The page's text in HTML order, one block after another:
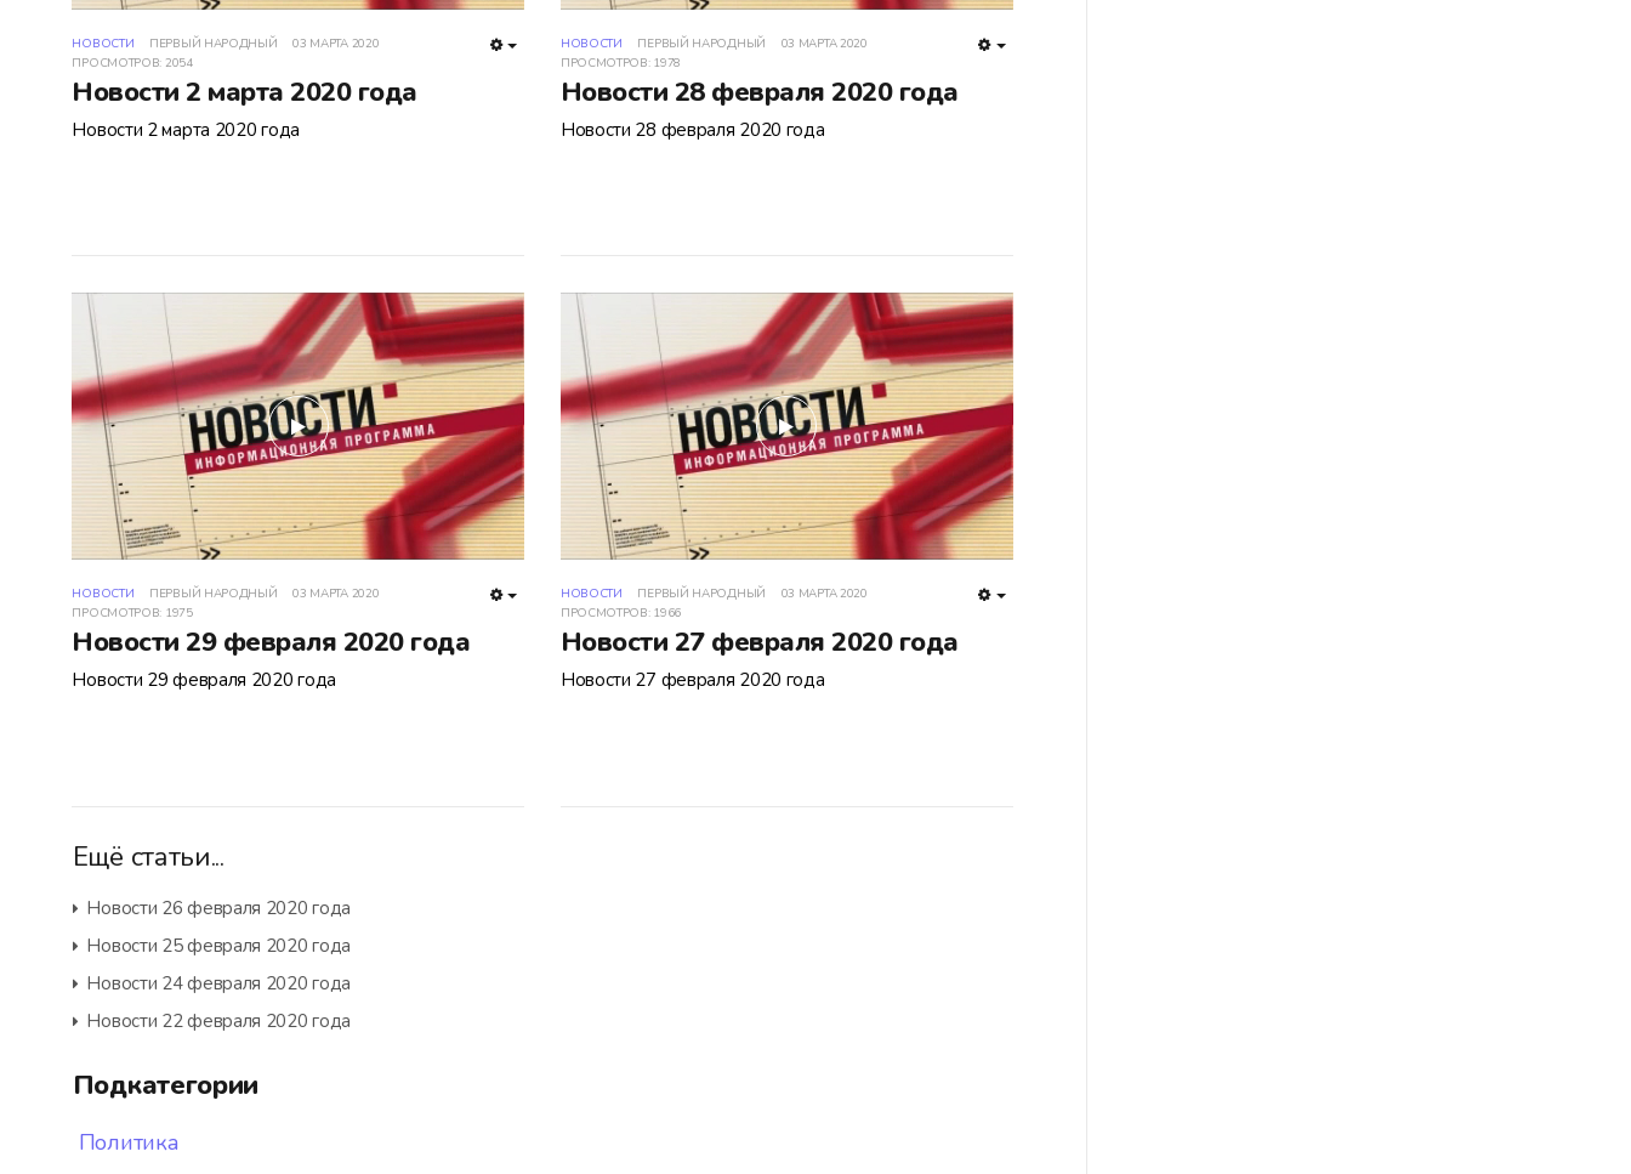
НОВОСТИ ПЕРВЫЙ НАРОДНЫЙ
03 МАРТА 2020
ПРОСМОТРОВ: 2054
Новости 2 марта 2020 года
Новости 2 марта 2020 года
НОВОСТИ ПЕРВЫЙ НАРОДНЫЙ
03 МАРТА 2020
ПРОСМОТРОВ: 1978
Новости 28 февраля 2020 года
Новости 28 февраля 2020 года
play
НОВОСТИ ПЕРВЫЙ НАРОДНЫЙ
03 МАРТА 2020
ПРОСМОТРОВ: 1975
Новости 29 февраля 2020 года
Новости 29 февраля 2020 года
play
НОВОСТИ ПЕРВЫЙ НАРОДНЫЙ
03 МАРТА 2020
ПРОСМОТРОВ: 1966
Новости 27 февраля 2020 года
Новости 27 февраля 2020 года
Ещё статьи...
Новости 26 февраля 2020 года
Новости 25 февраля 2020 года
Новости 24 февраля 2020 года
Новости 22 февраля 2020 года
Подкатегории
Политика